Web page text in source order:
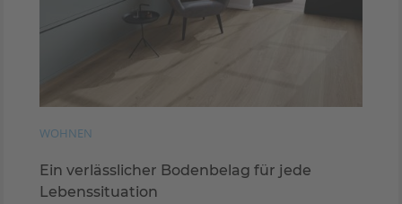
WOHNEN
Ein verlässlicher Bodenbelag für jede
Lebenssituation